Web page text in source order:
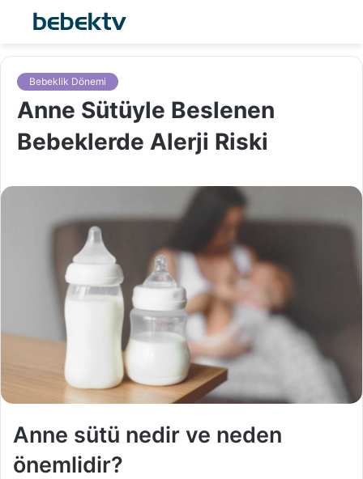
Bebeklik Dönemi
Anne Sütüyle Beslenen
Bebeklerde Alerji Riski
Anne sütü nedir ve neden
önemlidir?